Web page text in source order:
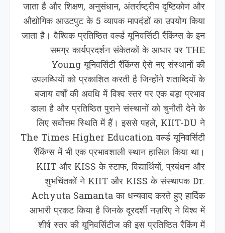
जाता है और शिक्षण, अनुसंधान, अंतर्राष्ट्रीय दृष्टिकोण और
औद्योगिक आउटपुट के 5 व्यापक मापदंडों का उपयोग किया
जाता है। वैश्विक प्रतिष्ठित वर्ल्ड यूनिवर्सिटी रैंकिंग्स के इन
समग्र कार्यप्रदर्शन संकेतकों के आधार पर THE
Young यूनिवर्सिटी रैंकिंग्स ऐसे नए संस्थानों की
उपलब्धियों को प्रकाशित करती है जिन्होंने शताब्दियों के
बजाय वर्षों की अवधि में विश्व स्तर पर एक बड़ा प्रभाव
डाला है और प्रतिष्ठित पुराने संस्थानों को चुनौती देने के
लिए सर्वोत्तम स्थिति में हैं। इससे पहले, KIIT-DU ने
The Times Higher Education वर्ल्ड यूनिवर्सिटी
रैंकिंग्स में भी एक प्रभावशाली स्थान हासिल किया था।
KIIT और KISS के स्टाफ, विद्यार्थियों, प्रबंधन और
शुभचिंतकों ने KIIT और KISS के संस्थापक Dr.
Achyuta Samanta का धन्यवाद करते हुए हार्दिक
आभारी प्रकट किया है जिनके दूरदर्शी नज़रिए ने विश्व में
शीर्ष स्तर की यूनिवर्सिटीज की इस प्रतिष्ठित रैंकिंग में